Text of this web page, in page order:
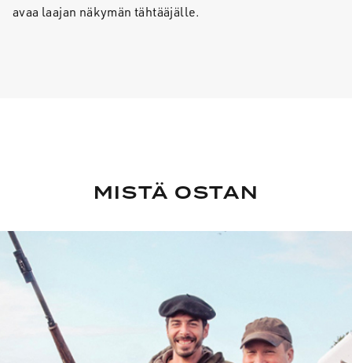
avaa laajan näkymän tähtääjälle.
MISTÄ OSTAN